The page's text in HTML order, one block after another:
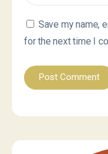
Save my name,
for the next time I